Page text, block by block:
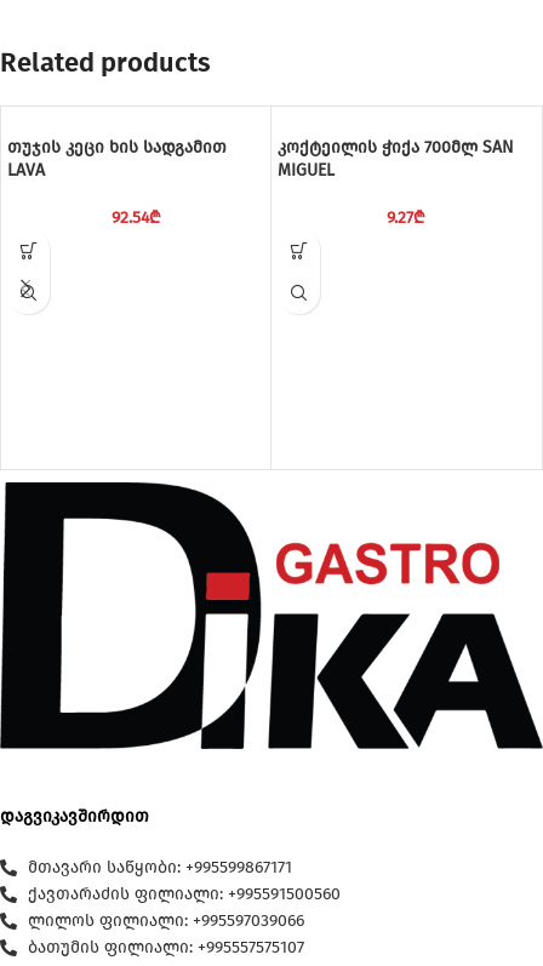
Related products
თუჯის კეცი ხის სადგამით
LAVA
92.54₾
კოქტეილის ჭიქა 700მლ SAN
MIGUEL
9.27₾
დაგვიკავშირდით
მთავარი საწყობი: +995599867171
ქავთარაძის ფილიალი: +995591500560
ლილოს ფილიალი: +995597039066
ბათუმის ფილიალი: +995557575107